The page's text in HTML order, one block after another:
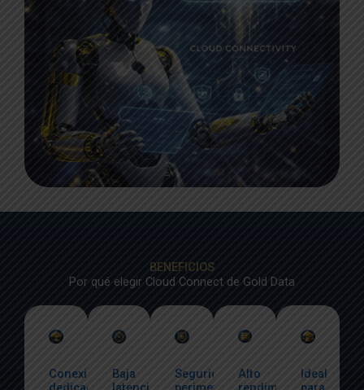
BENEFICIOS
Por qué elegir Cloud Connect de Gold Data
Conexión
Baja
Seguridad
Alto
Ideal